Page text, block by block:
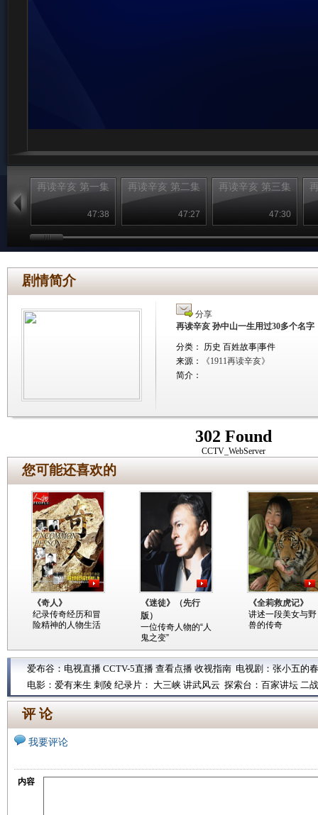
再读辛亥 第一集
47:38
再读辛亥 第二集
47:27
再读辛亥 第三集
47:30
剧情简介
分享
再读辛亥 孙中山一生用过30多个名字
分类： 历史 百姓故事|事件
来源：
《1911再读辛亥》
简介：
302 Found
CCTV_WebServer
您可能还喜欢的
《奇人》
纪录传奇经历和冒
险精神的人物生活
《迷徒》（先行
版）
一位传奇人物的“人
鬼之变”
《全莉救虎记》
讲述一段美女与野
兽的传奇
爱布谷： 电视直播 CCTV-5直播 查看点播 收视指南 电视剧： 张小五的
电影： 爱有来生 刺陵 纪录片： 大三峡 讲武风云 探索台： 百家讲坛 二
评 论
我要评论
内容